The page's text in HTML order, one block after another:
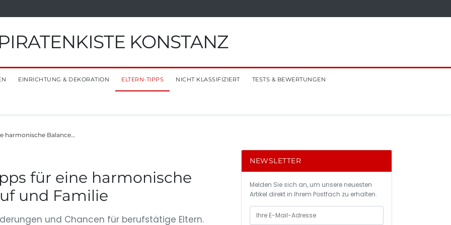
KONSTANZ
EINRICHTUNG & DEKORATION ELTERN-TIPPS NICHT KLASSIFIZIERT TESTS & BEWERTUNGEN
harmonische Balance…
für eine harmonische
und Familie
und Chancen für berufstätige Eltern.
NEWSLETTER
Melden Sie sich an, um unsere neuesten
Artikel direkt in Ihrem Postfach zu erhalten.